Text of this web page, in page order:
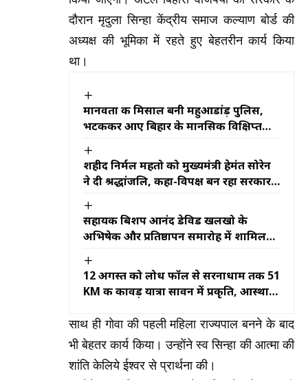
दौरान मृदुला सिन्हा केंद्रीय समाज कल्याण बोर्ड की
अध्यक्ष की भूमिका में रहते हुए बेहतरीन कार्य किया
था।
मानवता की मिसाल बनी महुआडांड़ पुलिस,
भटककर आए बिहार के मानसिक विक्षिप्त
शहीद निर्मल महतो को मुख्यमंत्री हेमंत सोरेन
ने दी श्रद्धांजलि, कहा-विपक्ष बन रहा सरकार
सहायक बिशप आनंद डेविड खलखो के
अभिषेक और प्रतिष्ठापन समारोह में शामिल
12 अगस्त को लोध फॉल से सरनाधाम तक 51
KM की कावड़ यात्रा सावन में प्रकृति, आस्था
साथ ही गोवा की पहली महिला राज्यपाल बनने के बाद
भी बेहतर कार्य किया। उन्होंने स्व सिन्हा की आत्मा की
शांति केलिये ईश्वर से प्रार्थना की।